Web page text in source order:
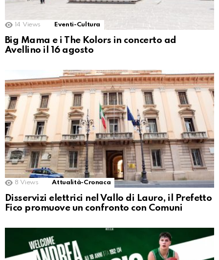
14 Views Eventi-Cultura
Big Mama e i The Kolors in concerto ad
Avellino il 16 agosto
8 Views Attualità-Cronaca
Disservizi elettrici nel Vallo di Lauro, il Prefetto
Fico promuove un confronto con Comuni